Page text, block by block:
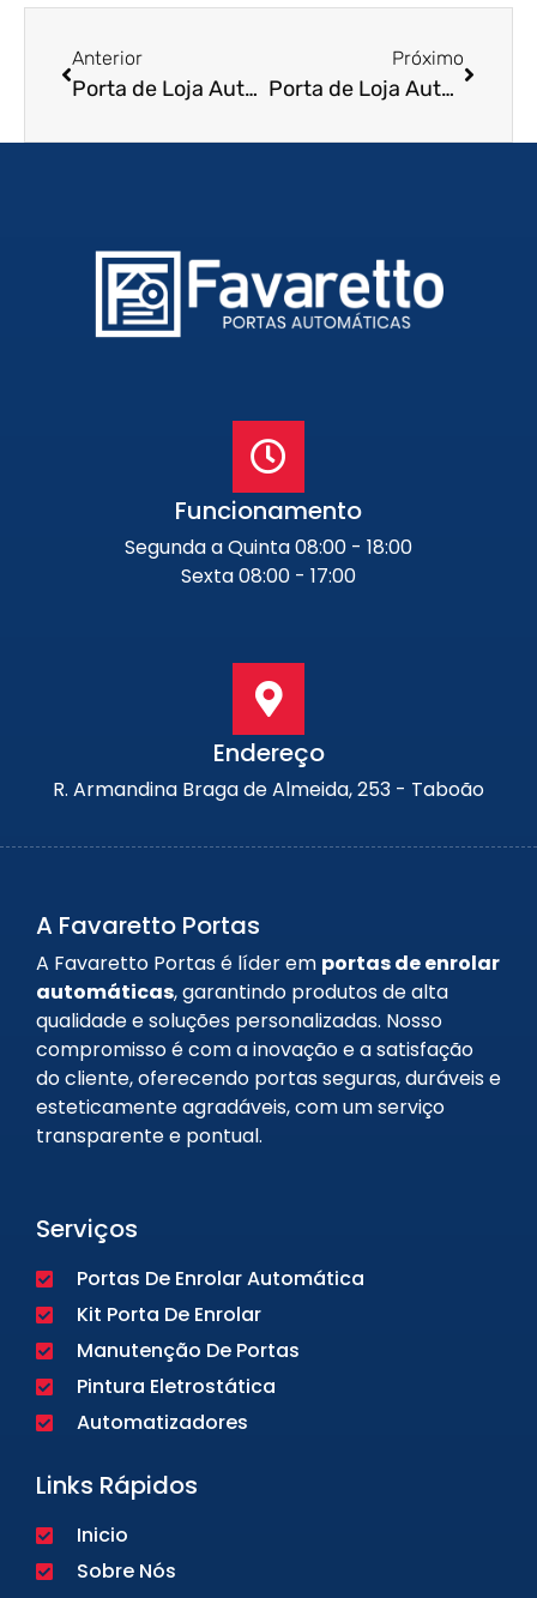
Anterior
Porta de Loja Automatica em Niterói – RJ
Próximo
Porta de Loja Automatica em Nova Iguaçu – RJ
Funcionamento
Segunda a Quinta 08:00 - 18:00
Sexta 08:00 - 17:00
Endereço
R. Armandina Braga de Almeida, 253 - Taboão
A Favaretto Portas
A Favaretto Portas é líder em portas de enrolar
automáticas, garantindo produtos de alta
qualidade e soluções personalizadas. Nosso
compromisso é com a inovação e a satisfação
do cliente, oferecendo portas seguras, duráveis e
esteticamente agradáveis, com um serviço
transparente e pontual.
Serviços
Portas De Enrolar Automática
Kit Porta De Enrolar
Manutenção De Portas
Pintura Eletrostática
Automatizadores
Links Rápidos
Inicio
Sobre Nós